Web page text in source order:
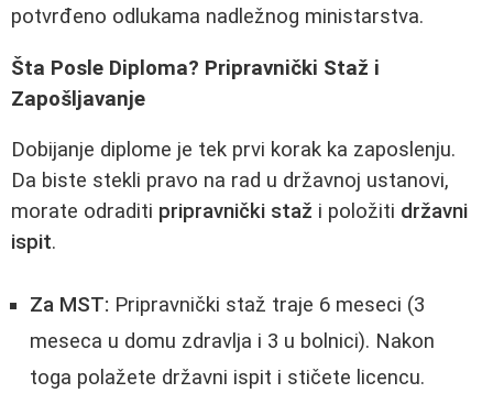
potvrđeno odlukama nadležnog ministarstva.
Šta Posle Diploma? Pripravnički Staž i
Zapošljavanje
Dobijanje diplome je tek prvi korak ka zaposlenju.
Da biste stekli pravo na rad u državnoj ustanovi,
morate odraditi pripravnički staž i položiti državni
ispit.
Za MST: Pripravnički staž traje 6 meseci (3
meseca u domu zdravlja i 3 u bolnici). Nakon
toga polažete državni ispit i stičete licencu.